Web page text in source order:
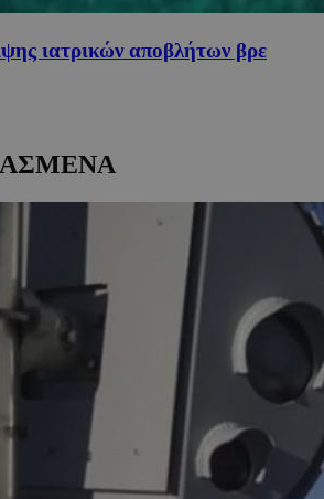
ιατρικών αποβλήτων βρε